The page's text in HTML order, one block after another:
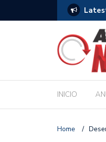
escolares e sanciona jornada
INICIO
Home /